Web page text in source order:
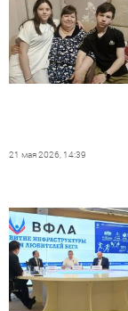
21 мая 2026, 14:39